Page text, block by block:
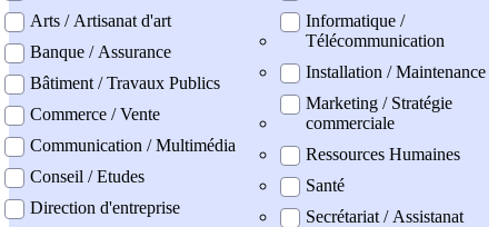
Arts / Artisanat d'art
Banque / Assurance
Bâtiment / Travaux Publics
Commerce / Vente
Communication / Multimédia
Conseil / Etudes
Direction d'entreprise
Informatique /
Télécommunication
Installation / Maintenance
Marketing / Stratégie
commerciale
Ressources Humaines
Santé
Secrétariat / Assistanat